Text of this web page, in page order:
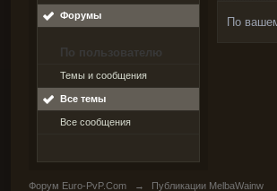
Форумы
По пользователю
Темы и сообщения
Все темы
Все сообщения
По
Форум Euro-PvP.Com → Публикации MelbaWainw